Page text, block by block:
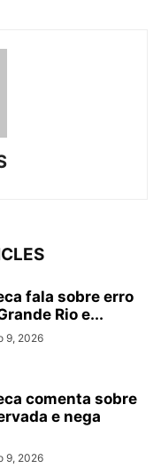
fala sobre erro
Rio e...
9, 2026
comenta sobre
e nega
9, 2026